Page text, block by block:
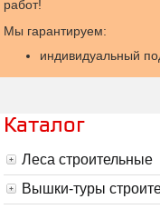
работ!
Мы гарантируем:
индивидуальный
Каталог
Леса строительные
Вышки-туры